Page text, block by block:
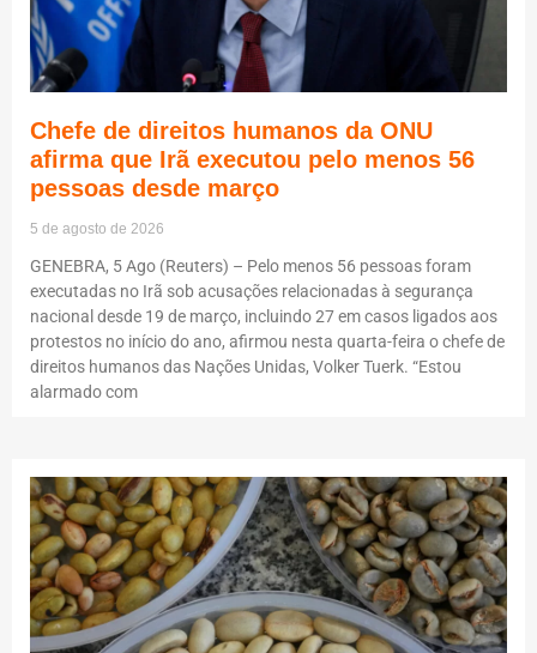
Chefe de direitos humanos da ONU
afirma que Irã executou pelo menos 56
pessoas desde março
5 de agosto de 2026
GENEBRA, 5 Ago (Reuters) – Pelo menos 56 pessoas foram
executadas no Irã sob acusações relacionadas à segurança
nacional desde 19 de março, incluindo 27 em casos ligados aos
protestos no início do ano, afirmou nesta quarta-feira o chefe de
direitos humanos das Nações Unidas, Volker Tuerk. “Estou
alarmado com